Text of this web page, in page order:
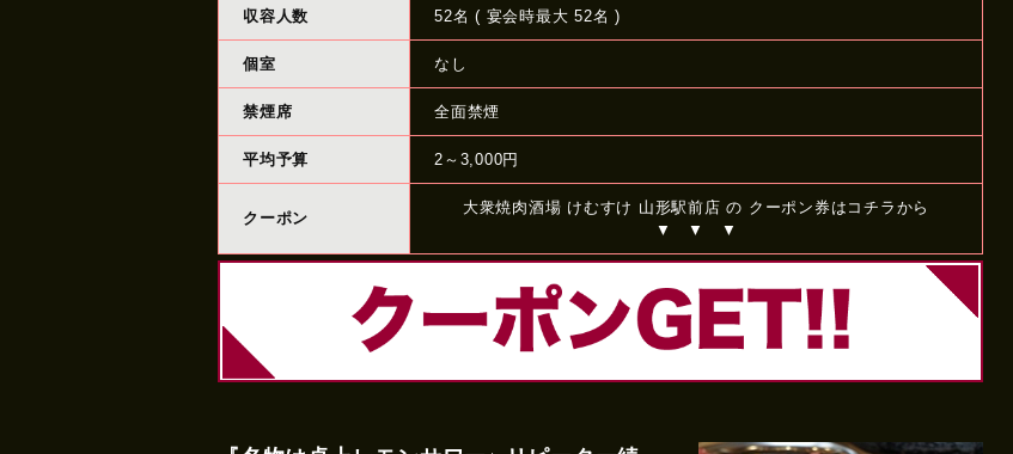
収容人数 52名 ( 宴会時最大 52名 )
個室 なし
禁煙席 全面禁煙
平均予算 2～3,000円
クーポン
大衆焼肉酒場 けむすけ 山形駅前店 の クーポン券はコチラから
▼ ▼ ▼